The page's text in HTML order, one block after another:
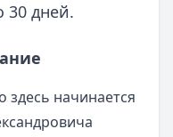
30 дней.
здесь начинается